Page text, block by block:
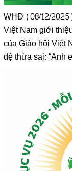
WHĐ (08/12/
Việt Nam giới
của Giáo hội Việt
đệ thừa sai: “Anh